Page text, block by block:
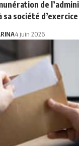
de
société d’exercice
4 juin 2026